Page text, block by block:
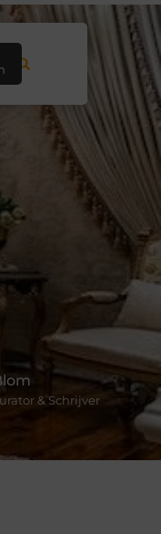
& Schrijver